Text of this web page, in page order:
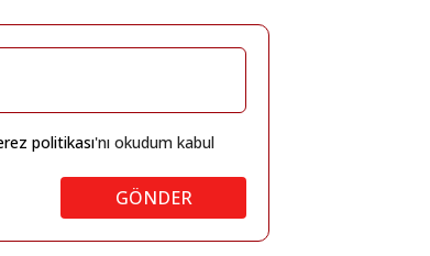
politikası'nı okudum kabul
GÖNDER